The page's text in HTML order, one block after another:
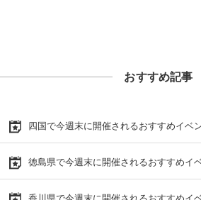
おすすめ記事
四国で今週末に開催されるおすすめイベ
徳島県で今週末に開催されるおすすめイ